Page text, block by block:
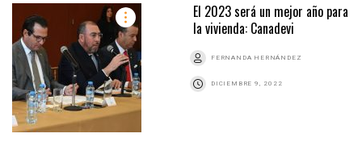
El 2023 será un mejor año para
la vivienda: Canadevi
FERNANDA HERNÁNDEZ
DICIEMBRE 9, 2022